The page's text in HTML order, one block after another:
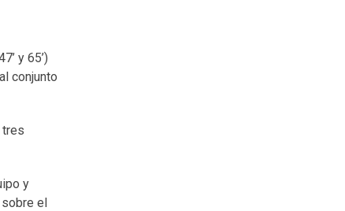
y 65’)
conjunto
tres
y
el